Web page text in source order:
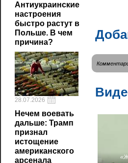
Антиукраинские
настроения
быстро растут в
Польше. В чем
причина?
28.07.2026
Нечем воевать
дальше: Трамп
признал
истощение
американского
арсенала